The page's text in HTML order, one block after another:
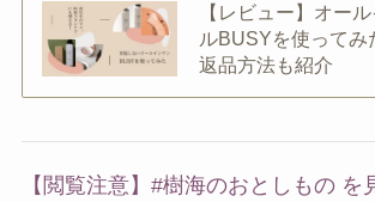
【レビュー】オー
ルBUSYを使ってみ
返品方法も紹介
【閲覧注意】#樹海のおとしもの を